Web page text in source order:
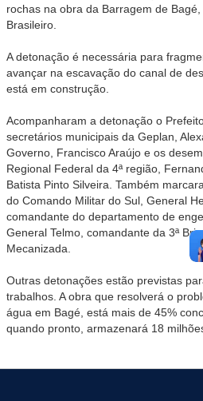
rochas na obra da Barragem de
Brasileiro.
A detonação é necessária para
avançar na escavação do canal de
está em construção.
Acompanharam a detonação o
secretários municipais da Geplan,
Governo, Francisco Araújo e os
Regional Federal da 4ª região,
Batista Pinto Silveira. Também
do Comando Militar do Sul, General
comandante do departamento de
General Telmo, comandante da 3ª
Mecanizada.
Outras detonações estão previstas
trabalhos. A obra que resolverá o
água em Bagé, está mais de 45%
quando pronto, armazenará 18